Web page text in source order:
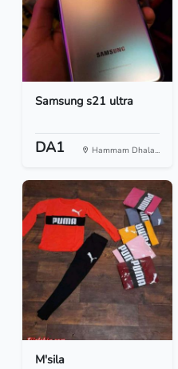
Samsung s21 ultra
DA1 Hammam Dhala...
M'sila